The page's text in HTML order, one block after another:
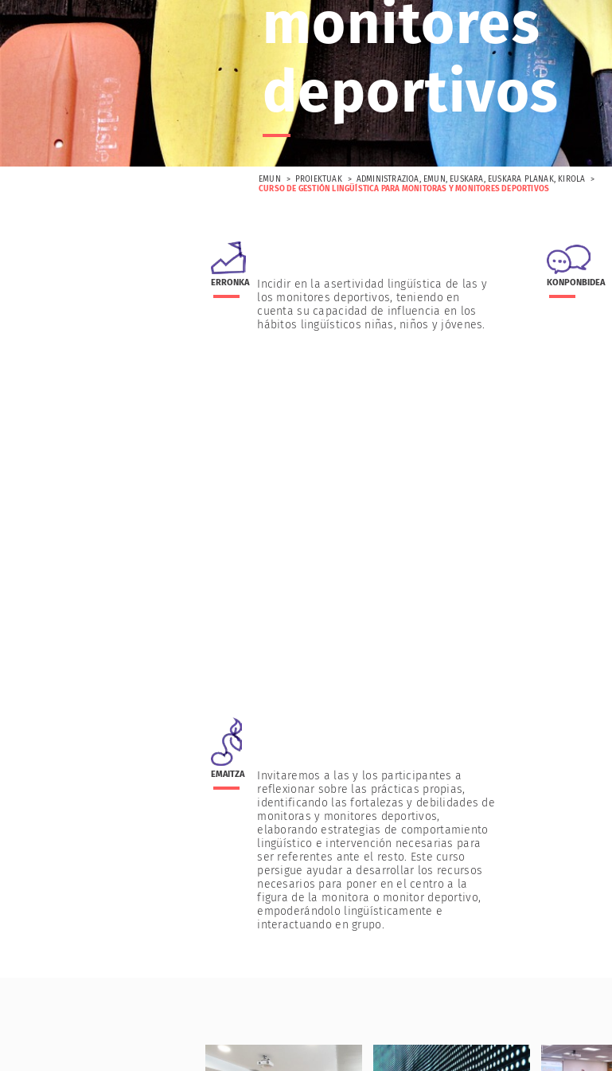
monitores
deportivos
EMUN PROIEKTUAK ADMINISTRAZIOA, EMUN, EUSKARA, EUSKARA PLANAK, KIROLA
CURSO DE GESTIÓN LINGÜÍSTICA PARA MONITORAS Y MONITORES DEPORTIVOS
ERRONKA
Incidir en la asertividad lingüística de las y
los monitores deportivos, teniendo en
cuenta su capacidad de influencia en los
hábitos lingüísticos niñas, niños y jóvenes.
KONPONBIDEA
EMAITZA
Invitaremos a las y los participantes a
reflexionar sobre las prácticas propias,
identificando las fortalezas y debilidades de
monitoras y monitores deportivos,
elaborando estrategias de comportamiento
lingüístico e intervención necesarias para
ser referentes ante el resto. Este curso
persigue ayudar a desarrollar los recursos
necesarios para poner en el centro a la
figura de la monitora o monitor deportivo,
empoderándolo lingüísticamente e
interactuando en grupo.